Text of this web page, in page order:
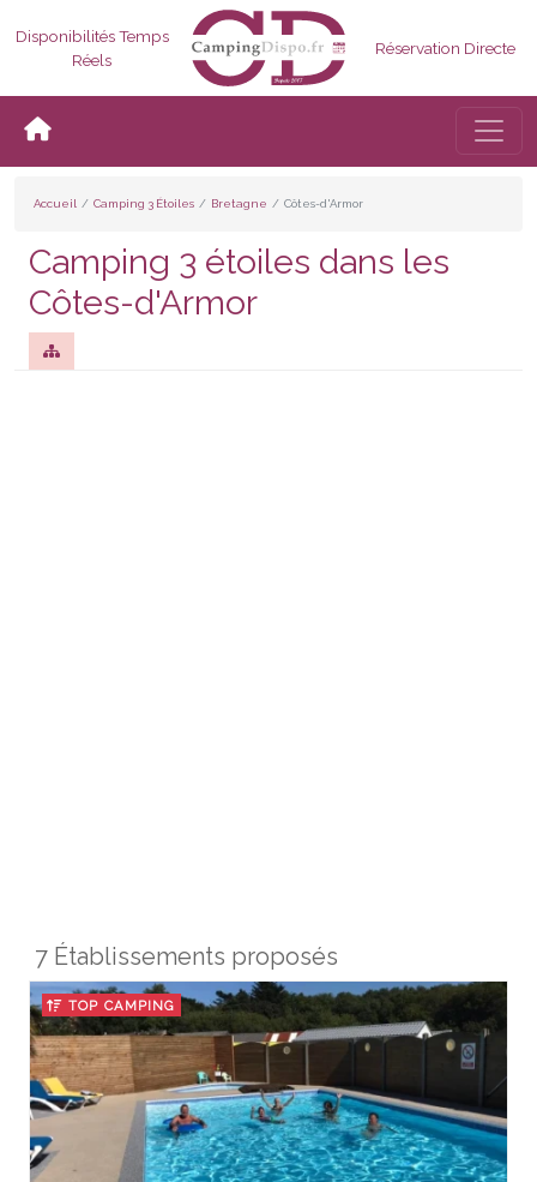
Disponibilités Temps
Réels
Réservation Directe
Accueil Camping 3 Étoiles Bretagne Côtes-d'Armor
Camping 3 étoiles dans les
Côtes-d'Armor
7 Établissements proposés
TOP CAMPING